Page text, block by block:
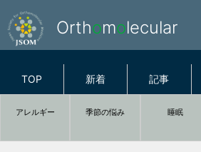
Orthomolecular
TOP 新着 記事
アレルギー 季節の悩み 睡眠